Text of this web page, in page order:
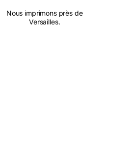
Nous imprimons près de
Versailles.